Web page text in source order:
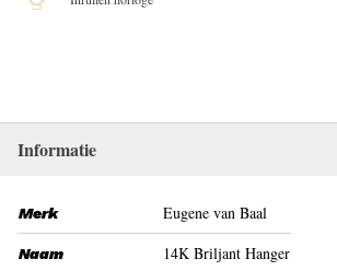
Informatie
Merk Eugene van Baal
Naam 14K Briljant Hanger